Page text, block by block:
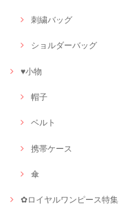
刺繍バッグ
ショルダーバッグ
♥小物
帽子
ベルト
携帯ケース
傘
✿ロイヤルワンピース特集